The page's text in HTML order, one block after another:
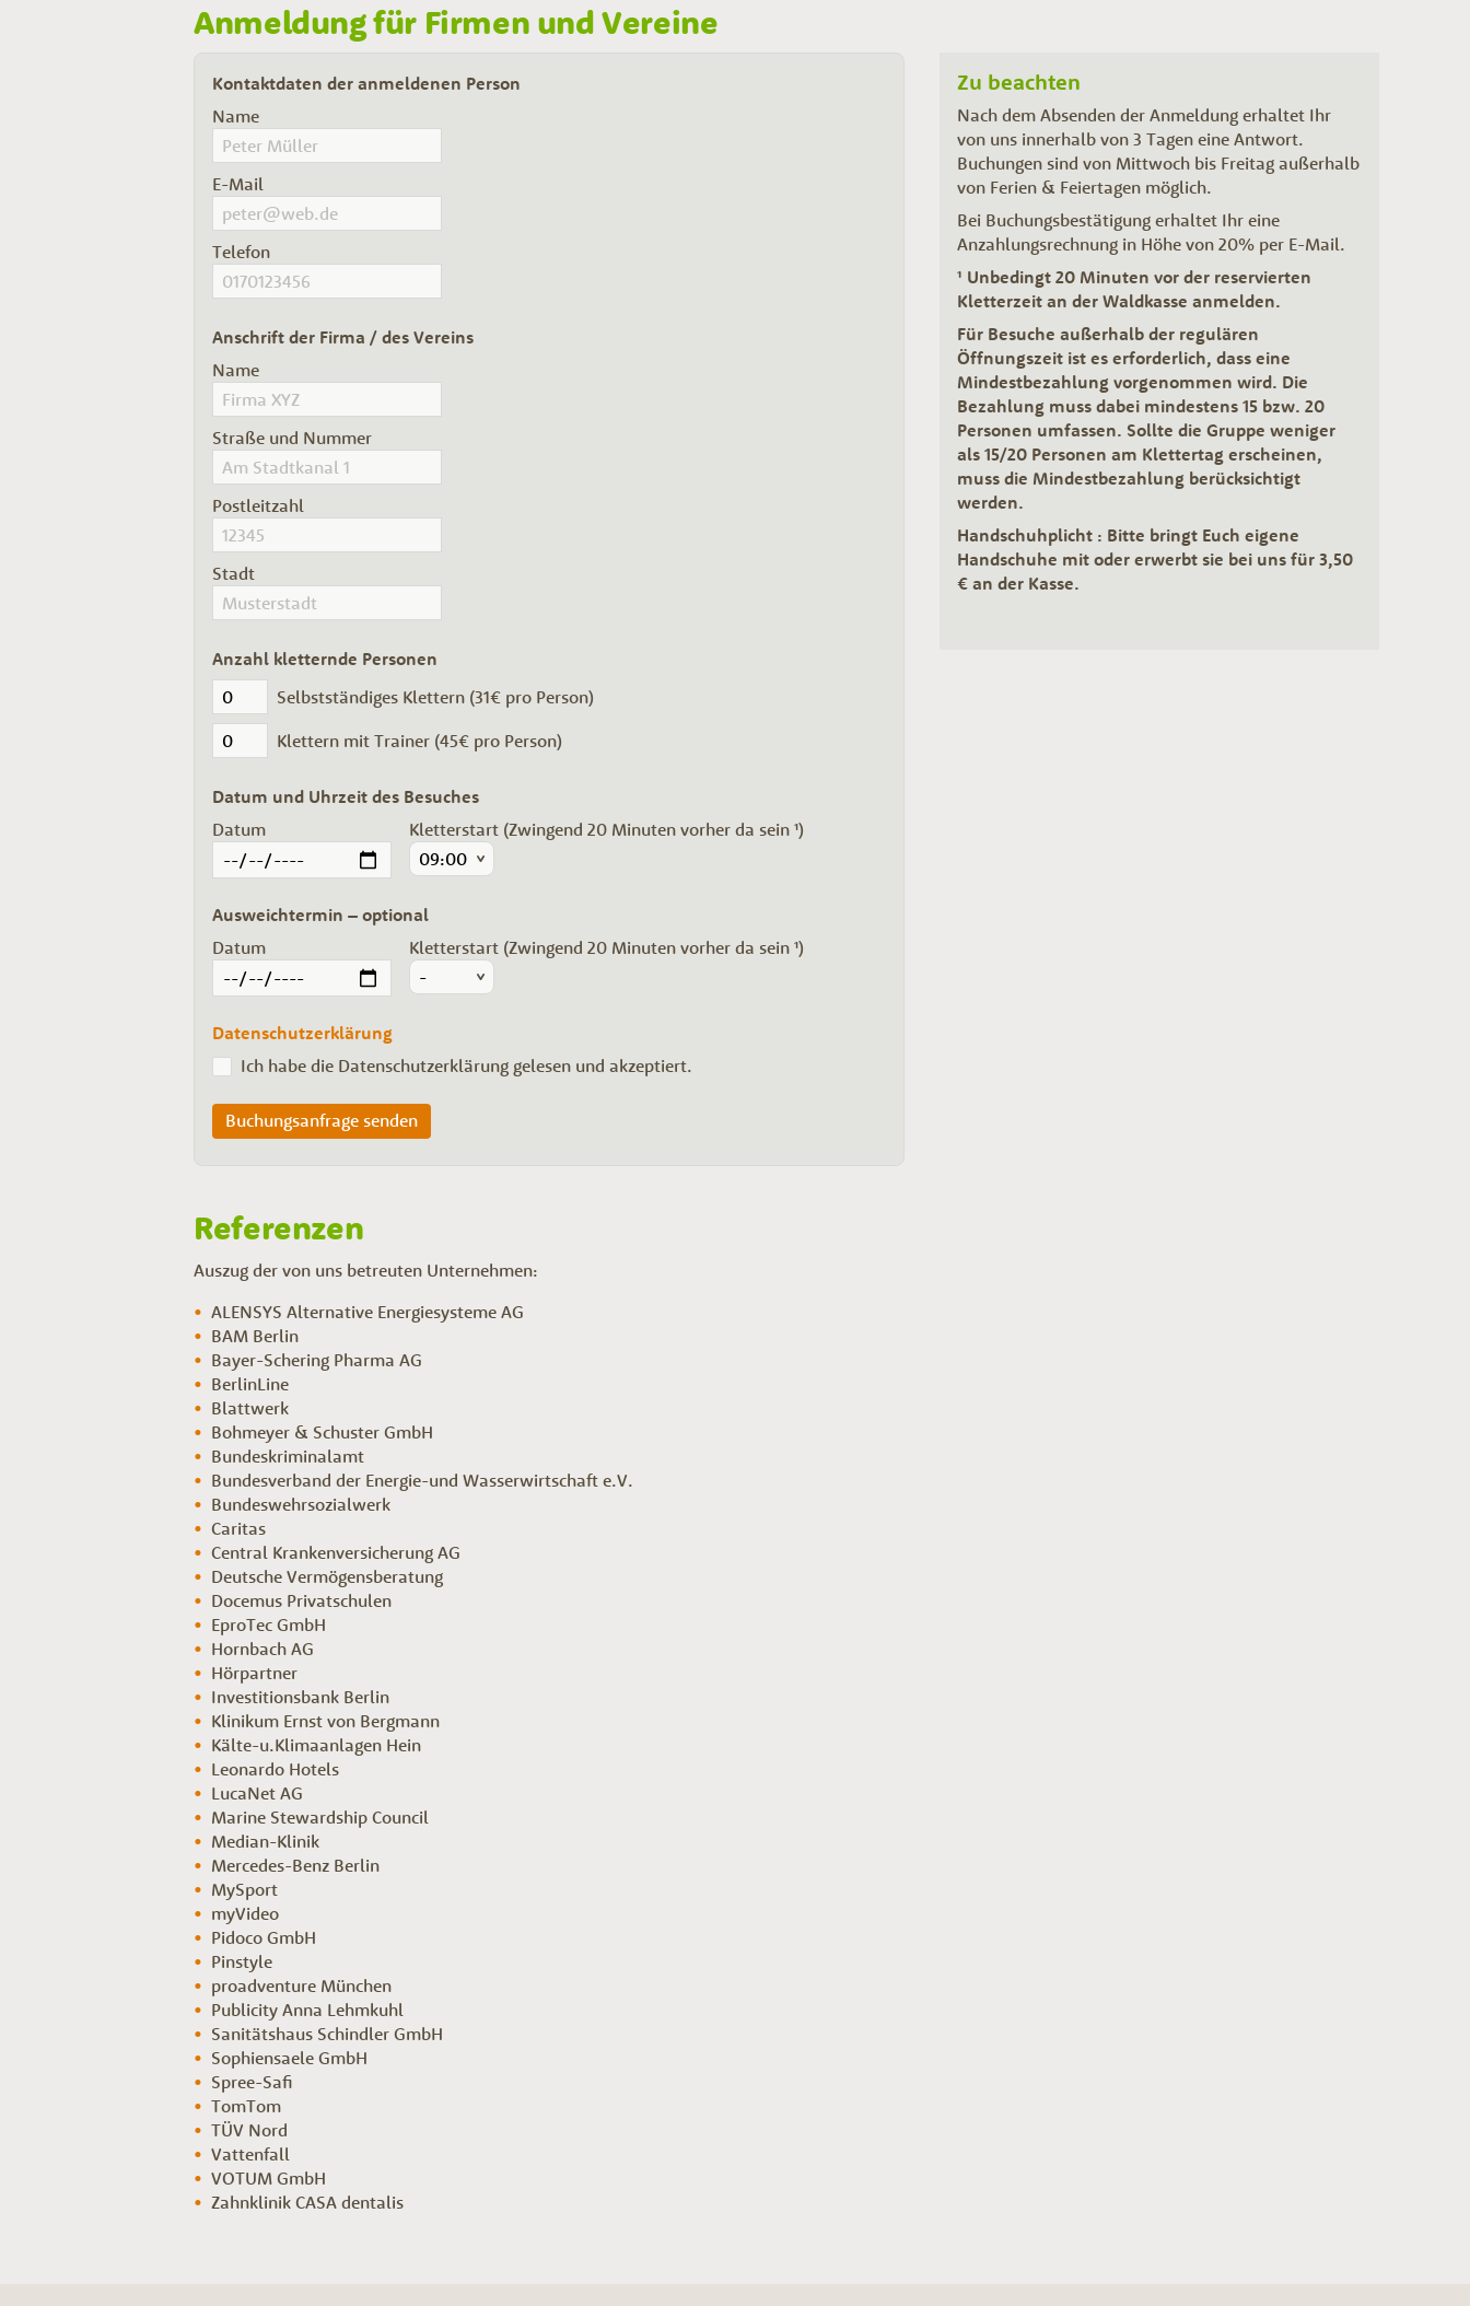
Anmeldung für Firmen und Vereine
Kontaktdaten der anmeldenen Person
Name
E-Mail
Telefon
Anschrift der Firma / des Vereins
Name
Straße und Nummer
Postleitzahl
Stadt
Anzahl kletternde Personen
Selbstständiges Klettern (31€ pro Person)
Klettern mit Trainer (45€ pro Person)
Datum und Uhrzeit des Besuches
Datum
Kletterstart (Zwingend 20 Minuten vorher da sein ¹)
Ausweichtermin – optional
Datum
Kletterstart (Zwingend 20 Minuten vorher da sein ¹)
Datenschutzerklärung
Ich habe die Datenschutzerklärung gelesen und akzeptiert.
Buchungsanfrage senden
Zu beachten
Nach dem Absenden der Anmeldung erhaltet Ihr
von uns innerhalb von 3 Tagen eine Antwort.
Buchungen sind von Mittwoch bis Freitag außerhalb
von Ferien & Feiertagen möglich.
Bei Buchungsbestätigung erhaltet Ihr eine
Anzahlungsrechnung in Höhe von 20% per E-Mail.
¹ Unbedingt 20 Minuten vor der reservierten
Kletterzeit an der Waldkasse anmelden.
Für Besuche außerhalb der regulären
Öffnungszeit ist es erforderlich, dass eine
Mindestbezahlung vorgenommen wird. Die
Bezahlung muss dabei mindestens 15 bzw. 20
Personen umfassen. Sollte die Gruppe weniger
als 15/20 Personen am Klettertag erscheinen,
muss die Mindestbezahlung berücksichtigt
werden.
Handschuhplicht : Bitte bringt Euch eigene
Handschuhe mit oder erwerbt sie bei uns für 3,50
€ an der Kasse.
Referenzen
Auszug der von uns betreuten Unternehmen:
ALENSYS Alternative Energiesysteme AG
BAM Berlin
Bayer-Schering Pharma AG
BerlinLine
Blattwerk
Bohmeyer & Schuster GmbH
Bundeskriminalamt
Bundesverband der Energie-und Wasserwirtschaft e.V.
Bundeswehrsozialwerk
Caritas
Central Krankenversicherung AG
Deutsche Vermögensberatung
Docemus Privatschulen
EproTec GmbH
Hornbach AG
Hörpartner
Investitionsbank Berlin
Klinikum Ernst von Bergmann
Kälte-u.Klimaanlagen Hein
Leonardo Hotels
LucaNet AG
Marine Stewardship Council
Median-Klinik
Mercedes-Benz Berlin
MySport
myVideo
Pidoco GmbH
Pinstyle
proadventure München
Publicity Anna Lehmkuhl
Sanitätshaus Schindler GmbH
Sophiensaele GmbH
Spree-Safi
TomTom
TÜV Nord
Vattenfall
VOTUM GmbH
Zahnklinik CASA dentalis